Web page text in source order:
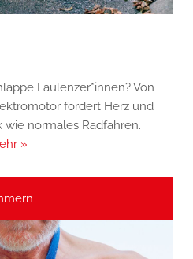
Faulenzer*innen? Von
fordert Herz und
wie normales Radfahren.
»